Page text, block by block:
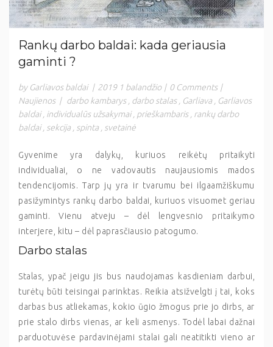
Rankų darbo baldai: kada geriausia
gaminti ?
by Garliavos baldai | 2019 1 balandžio | 0 Comments |
Naujienos | darbo kambarys , darbo stalas , Garliava , Garliavos
baldai , individualūs užsakymai , prieškambaris , rankų darbo
baldai , sekcija , spinta , svetainė
Gyvenime yra dalykų, kuriuos reikėtų pritaikyti
individualiai, o ne vadovautis naujausiomis mados
tendencijomis. Tarp jų yra ir tvarumu bei ilgaamžiškumu
pasižymintys rankų darbo baldai, kuriuos visuomet geriau
gaminti. Vienu atveju – dėl lengvesnio pritaikymo
interjere, kitu – dėl paprasčiausio patogumo.
Darbo stalas
Stalas, ypač jeigu jis bus naudojamas kasdieniam darbui,
turėtų būti teisingai parinktas. Reikia atsižvelgti į tai, koks
darbas bus atliekamas, kokio ūgio žmogus prie jo dirbs, ar
prie stalo dirbs vienas, ar keli asmenys. Todėl labai dažnai
parduotuvėse pardavinėjami stalai gali neatitikti vieno ar